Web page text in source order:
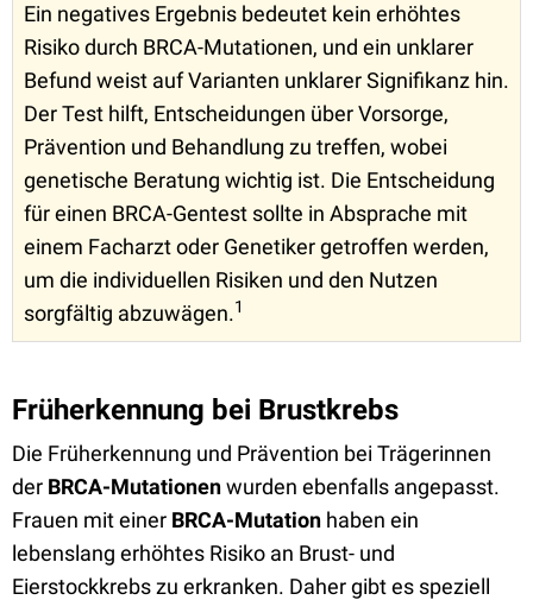
Ein negatives Ergebnis bedeutet kein erhöhtes
Risiko durch BRCA-Mutationen, und ein unklarer
Befund weist auf Varianten unklarer Signifikanz hin.
Der Test hilft, Entscheidungen über Vorsorge,
Prävention und Behandlung zu treffen, wobei
genetische Beratung wichtig ist. Die Entscheidung
für einen BRCA-Gentest sollte in Absprache mit
einem Facharzt oder Genetiker getroffen werden,
um die individuellen Risiken und den Nutzen
sorgfältig abzuwägen.1
Früherkennung bei Brustkrebs
Die Früherkennung und Prävention bei Trägerinnen
der BRCA-Mutationenwurden ebenfalls angepasst.
Frauen mit einer BRCA-Mutation haben ein
lebenslang erhöhtes Risiko an Brust- und
Eierstockkrebs zu erkranken. Daher gibt es speziell